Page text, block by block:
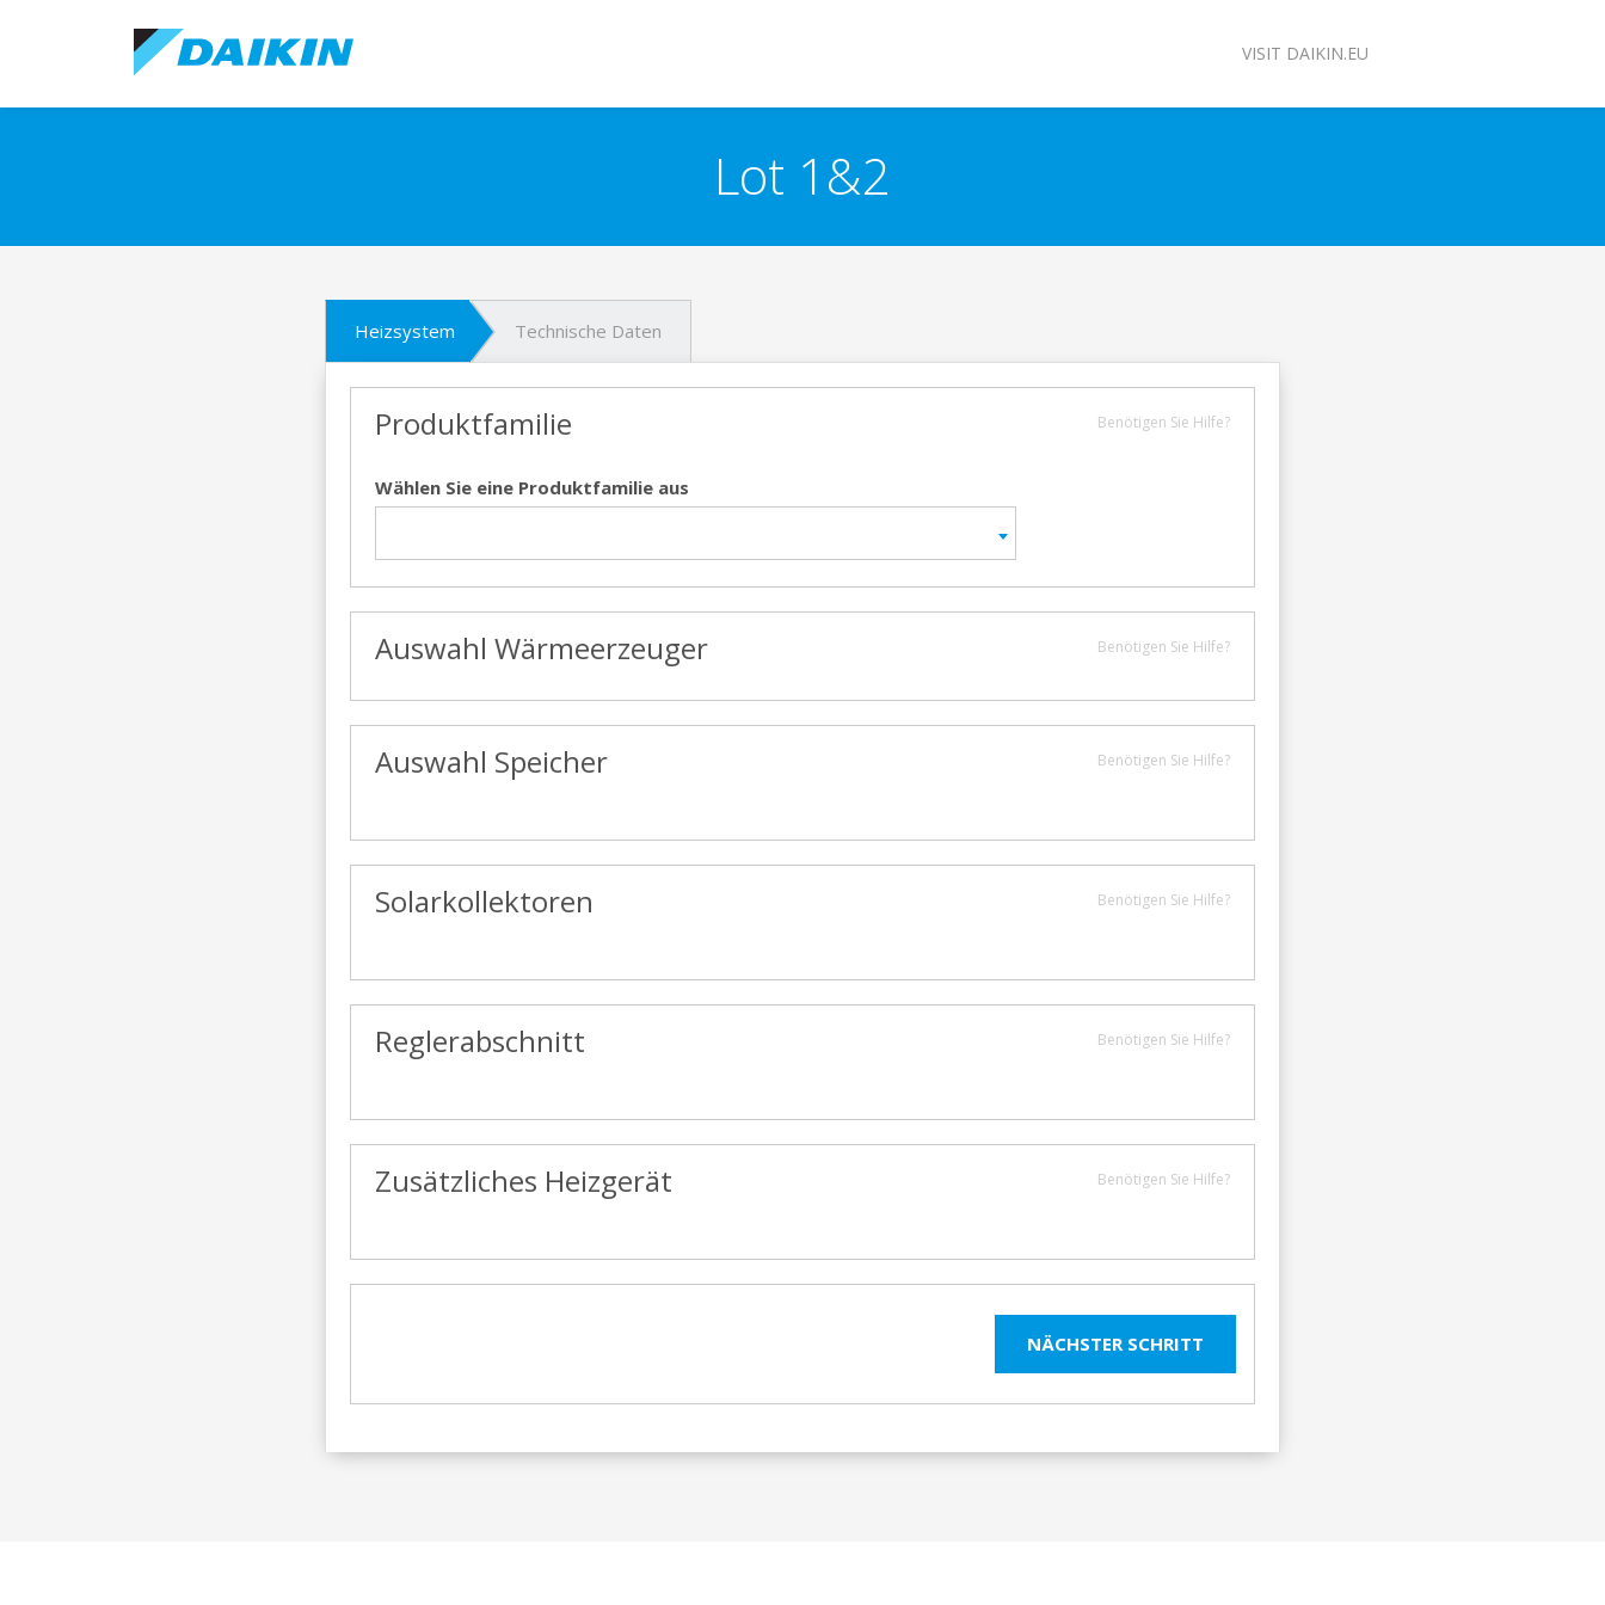
VISIT DAIKIN.EU
Lot 1&2
Heizsystem Technische Daten
Produktfamilie Benötigen Sie Hilfe?
Wählen Sie eine Produktfamilie aus
Auswahl Wärmeerzeuger Benötigen Sie Hilfe?
Auswahl Speicher Benötigen Sie Hilfe?
Solarkollektoren Benötigen Sie Hilfe?
Reglerabschnitt Benötigen Sie Hilfe?
Zusätzliches Heizgerät Benötigen Sie Hilfe?
NÄCHSTER SCHRITT